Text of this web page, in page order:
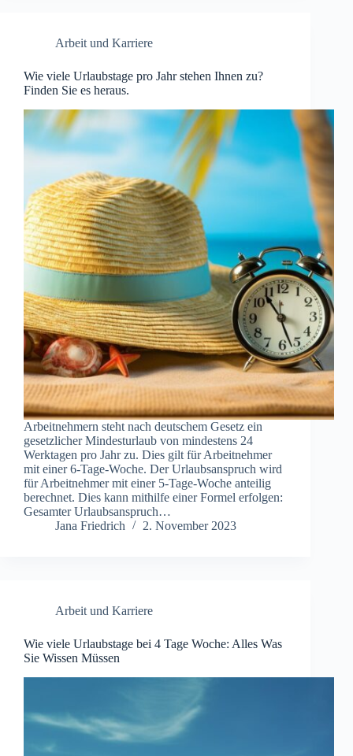
Arbeit und Karriere
Wie viele Urlaubstage pro Jahr stehen Ihnen zu?
Finden Sie es heraus.
Arbeitnehmern steht nach deutschem Gesetz ein
gesetzlicher Mindesturlaub von mindestens 24
Werktagen pro Jahr zu. Dies gilt für Arbeitnehmer
mit einer 6-Tage-Woche. Der Urlaubsanspruch wird
für Arbeitnehmer mit einer 5-Tage-Woche anteilig
berechnet. Dies kann mithilfe einer Formel erfolgen:
Gesamter Urlaubsanspruch…
Jana Friedrich
2. November 2023
Arbeit und Karriere
Wie viele Urlaubstage bei 4 Tage Woche: Alles Was
Sie Wissen Müssen